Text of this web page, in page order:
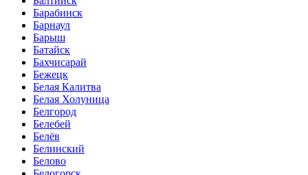
Барабинск
Барнаул
Барыш
Батайск
Бахчисарай
Бежецк
Белая Калитва
Белая Холуница
Белгород
Белебей
Белёв
Белинский
Белово